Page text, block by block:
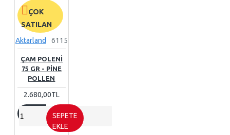
ÇOK
SATILAN
Aktarland
6115
ÇAM POLENI
75 GR - PINE
POLLEN
2.680,00TL
SEPETE
EKLE